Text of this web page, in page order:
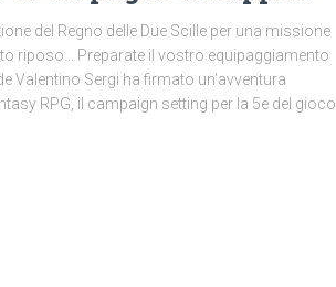
del Regno delle Due Scille per una missione
riposo… Preparate il vostro equipaggiamento
Valentino Sergi ha firmato un’avventura
RPG, il campaign setting per la 5e del gioco